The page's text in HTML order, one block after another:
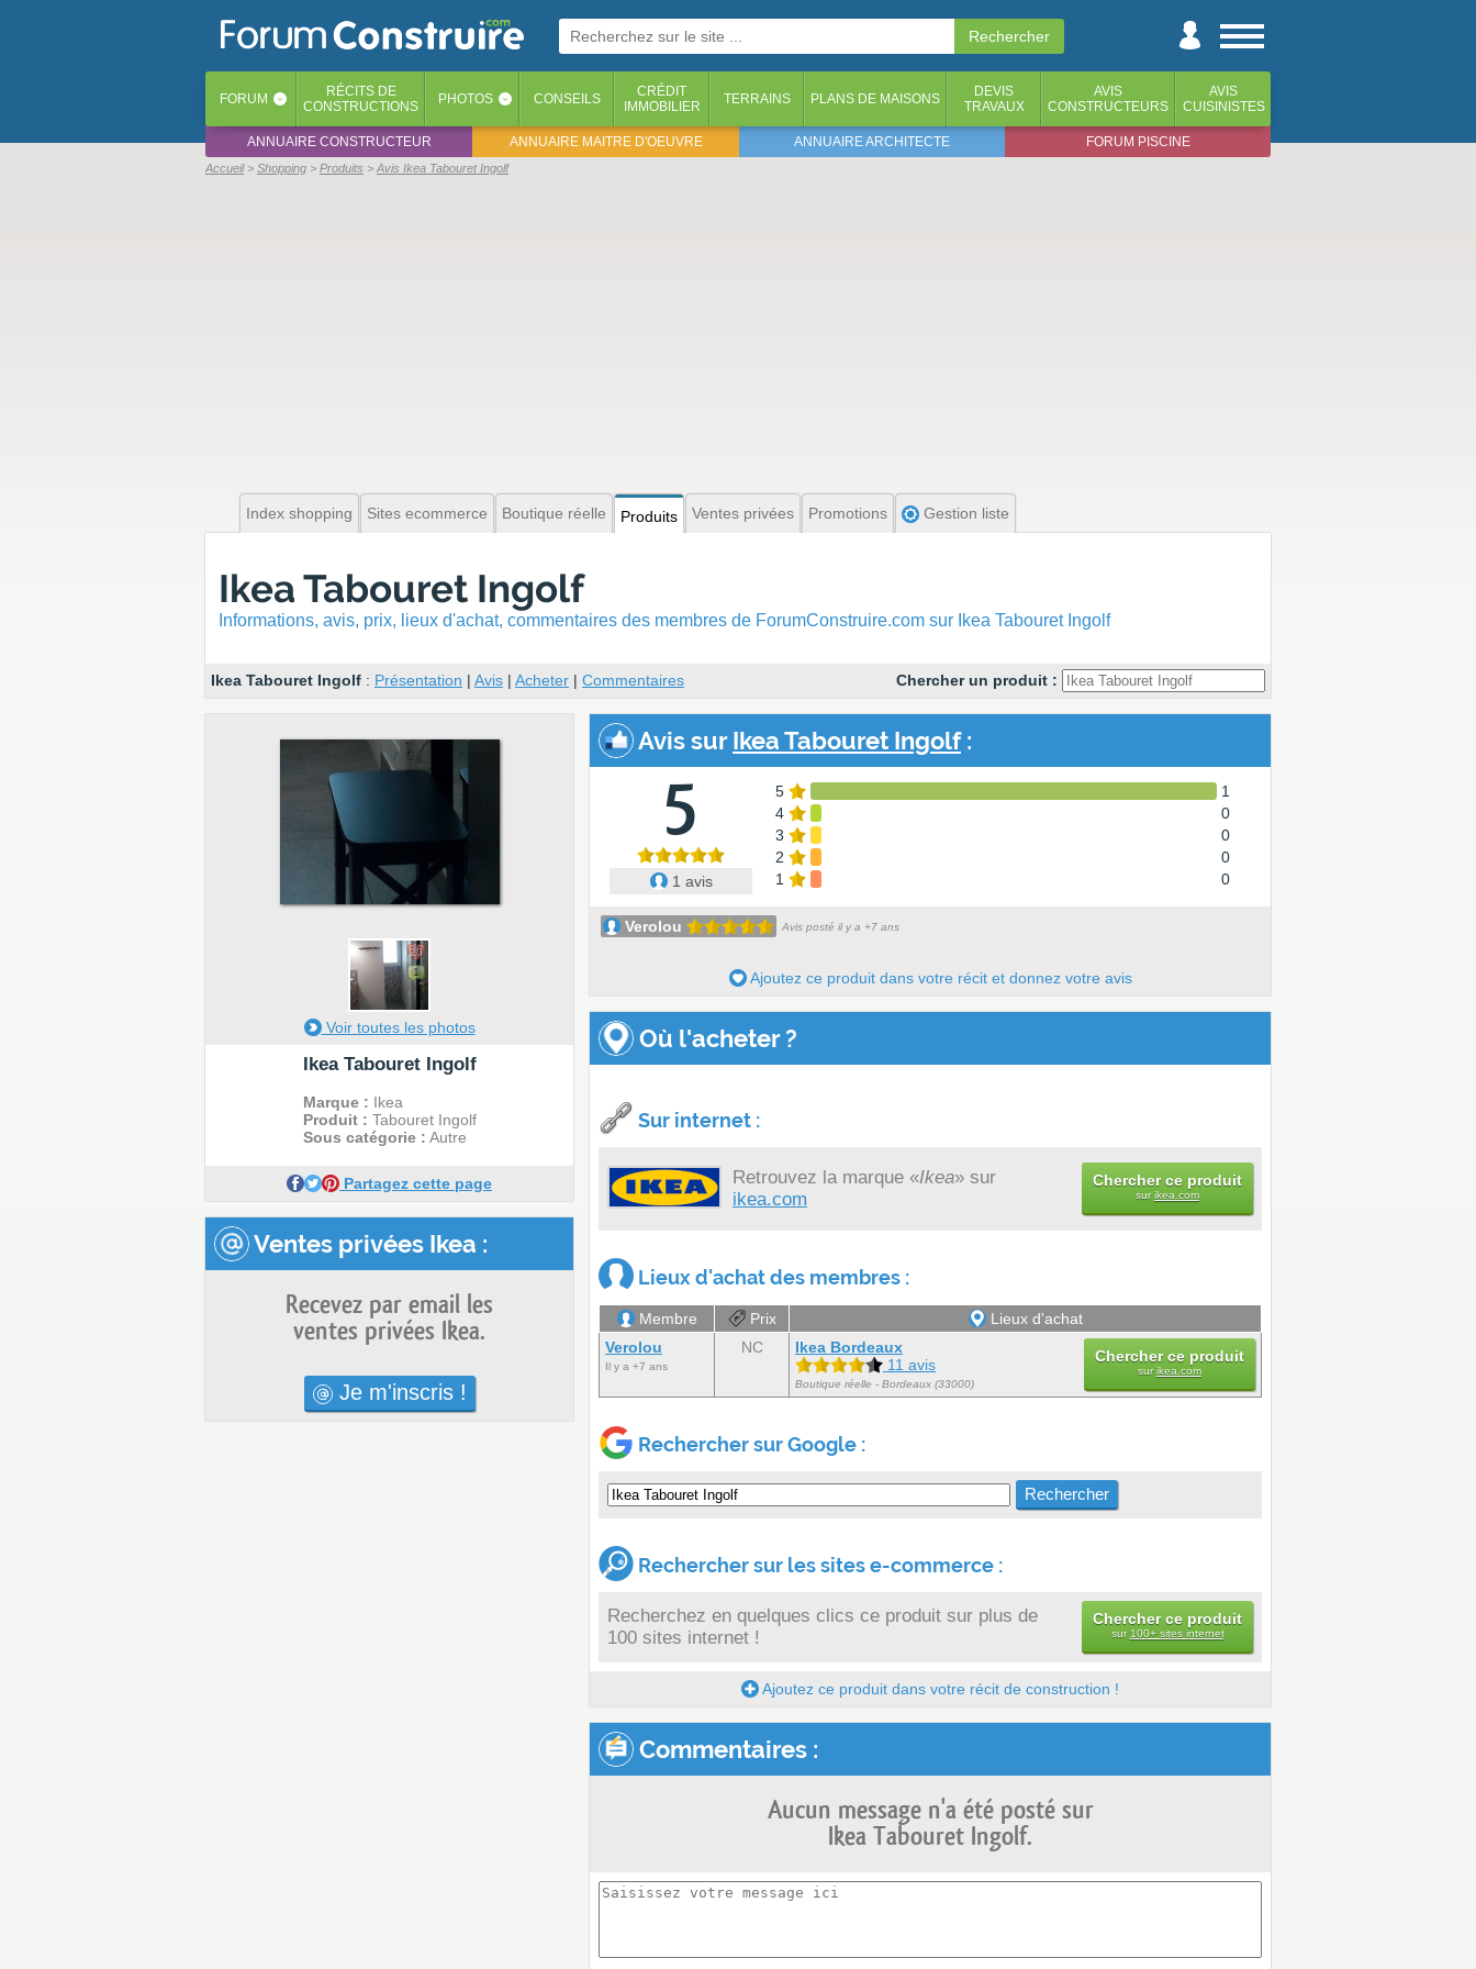
FORUM ‹ RÉCITS DE
CONSTRUCTIONS
PHOTOS ‹ CONSEILS
CRÉDIT
IMMOBILIER
TERRAINS PLANS DE MAISONS
DEVIS
TRAVAUX
AVIS
CONSTRUCTEURS
AVIS
CUISINISTES
ANNUAIRE CONSTRUCTEUR ANNUAIRE MAITRE D'OEUVRE ANNUAIRE ARCHITECTE FORUM PISCINE
Accueil Shopping Produits Avis Ikea Tabouret Ingolf
Index shopping Sites ecommerce Boutique réelle Produits Ventes privées Promotions Gestion liste
Ikea Tabouret Ingolf
Informations, avis, prix, lieux d'achat, commentaires des membres de ForumConstruire.com sur Ikea Tabouret Ingolf
Ikea Tabouret Ingolf : Présentation | Avis | Acheter | Commentaires Chercher un produit :
20
1
Voir toutes les photos
Ikea Tabouret Ingolf
Marque : Ikea
Produit : Tabouret Ingolf
Sous catégorie : Autre
Partagez cette page
Ventes privées Ikea :
Recevez par email les
ventes privées Ikea.
Je m'inscris !
AvissurIkea Tabouret Ingolf:
5
1 avis
5
1
4
0
3
0
2
0
1
0
Verolou Avis posté il y a +7 ans
Ajoutez ce produit dans votre récit et donnez votre avis
Où l'acheter ?
Sur internet :
Retrouvez la marque «Ikea» sur
ikea.com
Chercher ce produit
surikea.com
Lieux d'achat des membres :
Membre Prix
Lieux d'achat
Verolou
Il y a +7 ans
NC
Ikea Bordeaux
11 avis
Boutique réelle - Bordeaux (33000)
Chercher ce produit
surikea.com
Rechercher sur Google :
Rechercher sur les sites e-commerce :
Recherchez en quelques clics ce produit sur plus de
100 sites internet !
Chercher ce produit
sur 100+ sites internet
Ajoutez ce produit dans votre récit de construction !
Commentaires :
Aucun message n'a été posté sur
Ikea Tabouret Ingolf.